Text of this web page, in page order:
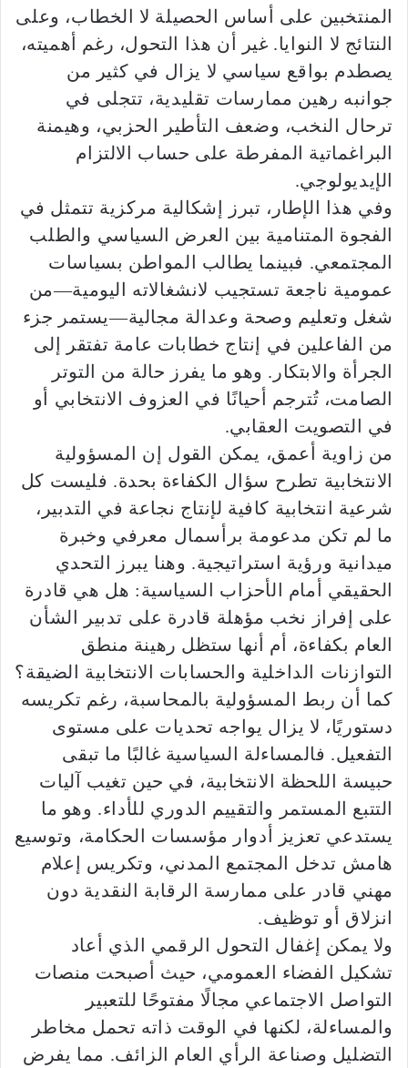
المنتخبين على أساس الحصيلة لا الخطاب، وعلى
النتائج لا النوايا. غير أن هذا التحول، رغم أهميته،
يصطدم بواقع سياسي لا يزال في كثير من
جوانبه رهين ممارسات تقليدية، تتجلى في
ترحال النخب، وضعف التأطير الحزبي، وهيمنة
البراغماتية المفرطة على حساب الالتزام
الإيديولوجي.
وفي هذا الإطار، تبرز إشكالية مركزية تتمثل في
الفجوة المتنامية بين العرض السياسي والطلب
المجتمعي. فبينما يطالب المواطن بسياسات
عمومية ناجعة تستجيب لانشغالاته اليومية—من
شغل وتعليم وصحة وعدالة مجالية—يستمر جزء
من الفاعلين في إنتاج خطابات عامة تفتقر إلى
الجرأة والابتكار. وهو ما يفرز حالة من التوتر
الصامت، تُترجم أحيانًا في العزوف الانتخابي أو
في التصويت العقابي.
من زاوية أعمق، يمكن القول إن المسؤولية
الانتخابية تطرح سؤال الكفاءة بحدة. فليست كل
شرعية انتخابية كافية لإنتاج نجاعة في التدبير،
ما لم تكن مدعومة برأسمال معرفي وخبرة
ميدانية ورؤية استراتيجية. وهنا يبرز التحدي
الحقيقي أمام الأحزاب السياسية: هل هي قادرة
على إفراز نخب مؤهلة قادرة على تدبير الشأن
العام بكفاءة، أم أنها ستظل رهينة منطق
التوازنات الداخلية والحسابات الانتخابية الضيقة؟
كما أن ربط المسؤولية بالمحاسبة، رغم تكريسه
دستوريًا، لا يزال يواجه تحديات على مستوى
التفعيل. فالمساءلة السياسية غالبًا ما تبقى
حبيسة اللحظة الانتخابية، في حين تغيب آليات
التتبع المستمر والتقييم الدوري للأداء. وهو ما
يستدعي تعزيز أدوار مؤسسات الحكامة، وتوسيع
هامش تدخل المجتمع المدني، وتكريس إعلام
مهني قادر على ممارسة الرقابة النقدية دون
انزلاق أو توظيف.
ولا يمكن إغفال التحول الرقمي الذي أعاد
تشكيل الفضاء العمومي، حيث أصبحت منصات
التواصل الاجتماعي مجالًا مفتوحًا للتعبير
والمساءلة، لكنها في الوقت ذاته تحمل مخاطر
التضليل وصناعة الرأي العام الزائف. مما يفرض